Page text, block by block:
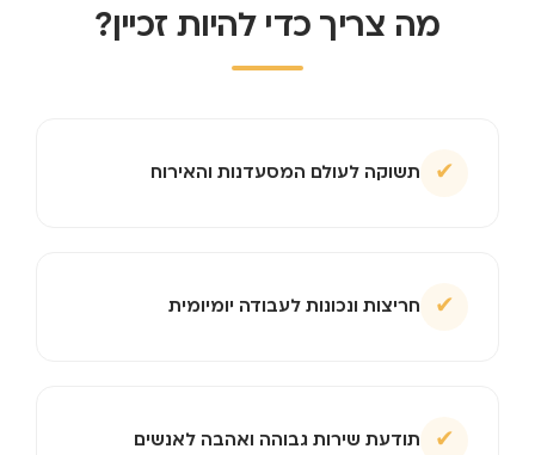
מה צריך כדי להיות זכיין?
✔ תשוקה לעולם המסעדנות והאירוח
✔ חריצות ונכונות לעבודה יומיומית
✔ תודעת שירות גבוהה ואהבה לאנשים